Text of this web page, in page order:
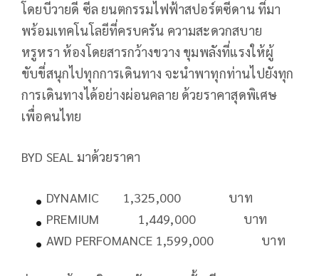
โดยบีวายดี ซีล ยนตกรรมไฟฟ้าสปอร์ตซีดาน ที่มา
พร้อมเทคโนโลยีที่ครบครัน ความสะดวกสบาย
หรูหรา ห้องโดยสารกว้างขวาง ขุมพลังที่แรงให้ผู้
ขับขี่สนุกไปทุกการเดินทาง จะนำพาทุกท่านไปยังทุก
การเดินทางได้อย่างผ่อนคลาย ด้วยราคาสุดพิเศษ
เพื่อคนไทย
BYD SEAL มาด้วยราคา
DYNAMIC 1,325,000 บาท
PREMIUM 1,449,000 บาท
AWD PERFOMANCE 1,599,000 บาท